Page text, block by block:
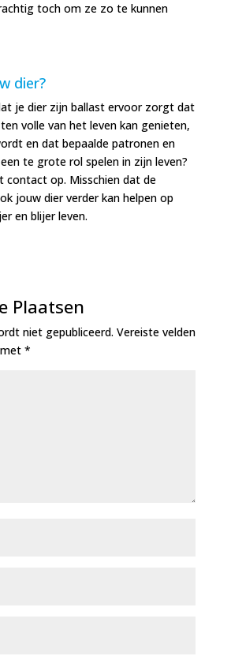
toch om ze zo te kunnen
dier?
je dier zijn ballast ervoor zorgt dat
volle van het leven kan genieten,
en dat bepaalde patronen en
te grote rol spelen in zijn leven?
contact op. Misschien dat de
jouw dier verder kan helpen op
en blijer leven.
Plaatsen
niet gepubliceerd. Vereiste velden
*